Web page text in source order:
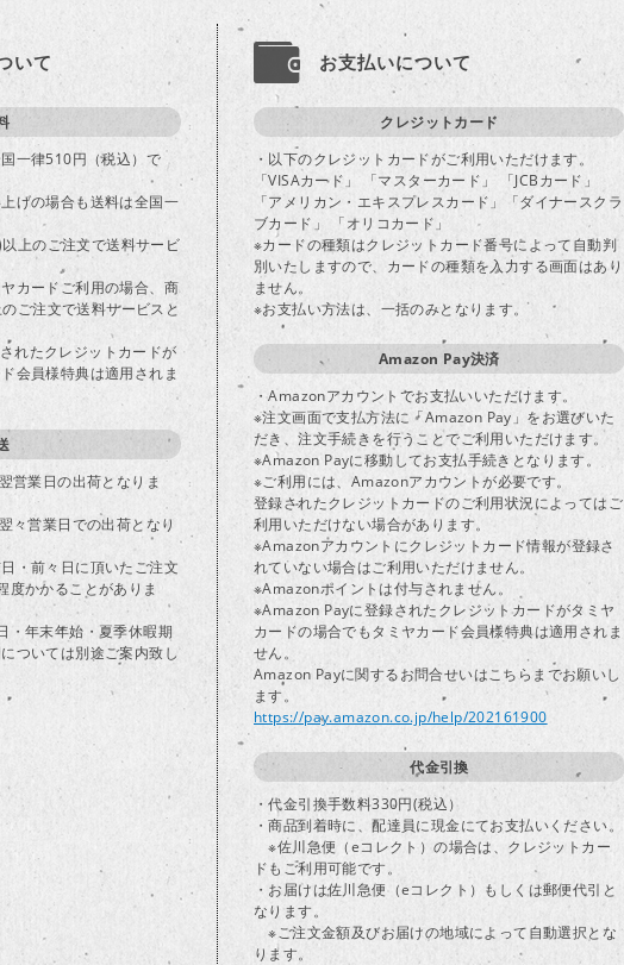
いて
一律510円（税込）で
げの場合も送料は全国一
上のご注文で送料サービ
カードご利用の場合、商
ご注文で送料サービスと
れたクレジットカードが
会員様特典は適用されま
営業日の出荷となりま
々営業日での出荷となり
・前々日に頂いたご注文
度かかることがありま
・年末年始・夏季休暇期
ついては別途ご案内致し
お支払いについて
クレジットカード
・以下のクレジットカードがご利用いただけます。
「VISAカード」 「マスターカード」 「JCBカード」
「アメリカン・エキスプレスカード」「ダイナースクラ
ブカード」 「オリコカード」
※カードの種類はクレジットカード番号によって自動判
別いたしますので、カードの種類を入力する画面はあり
ません。
※お支払い方法は、一括のみとなります。
Amazon Pay決済
・Amazonアカウントでお支払いいただけます。
※注文画面で支払方法に「Amazon Pay」をお選びいた
だき、注文手続きを行うことでご利用いただけます。
※Amazon Payに移動してお支払手続きとなります。
※ご利用には、Amazonアカウントが必要です。
登録されたクレジットカードのご利用状況によってはご
利用いただけない場合があります。
※Amazonアカウントにクレジットカード情報が登録さ
れていない場合はご利用いただけません。
※Amazonポイントは付与されません。
※Amazon Payに登録されたクレジットカードがタミヤ
カードの場合でもタミヤカード会員様特典は適用されま
せん。
Amazon Payに関するお問合せいはこちらまでお願いし
ます。
https://pay.amazon.co.jp/help/202161900
代金引換
・代金引換手数料330円(税込）
・商品到着時に、配達員に現金にてお支払いください。
※佐川急便（eコレクト）の場合は、クレジットカー
ドもご利用可能です。
・お届けは佐川急便（eコレクト）もしくは郵便代引と
なります。
※ご注文金額及びお届けの地域によって自動選択とな
ります。